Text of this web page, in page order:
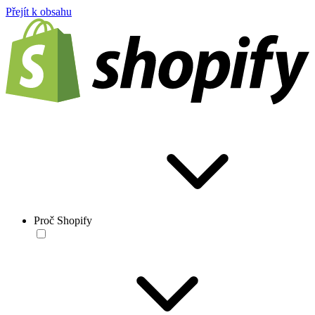
Přejít k obsahu
Proč Shopify